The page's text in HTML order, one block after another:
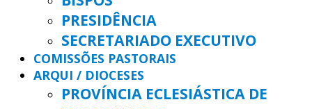
PRESIDÊNCIA
SECRETARIADO EXECUTIVO
COMISSÕES PASTORAIS
ARQUI / DIOCESES
PROVÍNCIA ECLESIÁSTICA DE